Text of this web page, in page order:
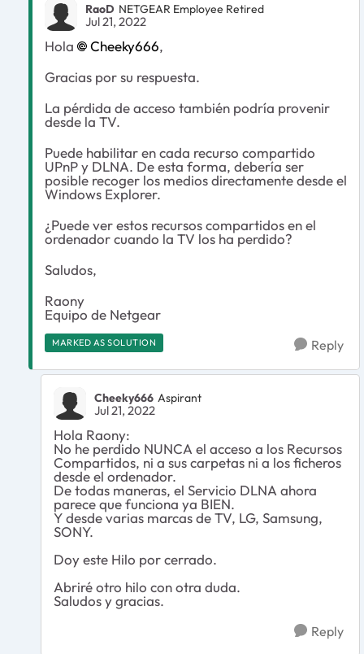
RaoD NETGEAR Employee Retired
Jul 21, 2022
Hola Cheeky666,
Gracias por su respuesta.
La pérdida de acceso también podría provenir
desde la TV.
Puede habilitar en cada recurso compartido
UPnP y DLNA. De esta forma, debería ser
posible recoger los medios directamente desde el
Windows Explorer.
¿Puede ver estos recursos compartidos en el
ordenador cuando la TV los ha perdido?
Saludos,
Raony
Equipo de Netgear
MARKED AS SOLUTION Reply
Cheeky666 Aspirant
Jul 21, 2022
Hola Raony:
No he perdido NUNCA el acceso a los Recursos
Compartidos, ni a sus carpetas ni a los ficheros
desde el ordenador.
De todas maneras, el Servicio DLNA ahora
parece que funciona ya BIEN.
Y desde varias marcas de TV, LG, Samsung,
SONY.
Doy este Hilo por cerrado.
Abriré otro hilo con otra duda.
Saludos y gracias.
Reply